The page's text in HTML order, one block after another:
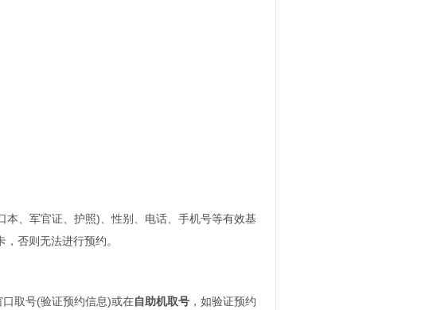
、军官证、护照)、性别、电话、手机号等有效基
否则无法进行预约。
取号(验证预约信息)或在自助机取号，如验证预约